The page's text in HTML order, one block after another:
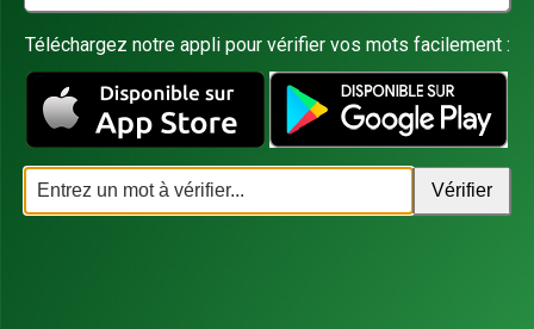
Téléchargez notre appli pour vérifier vos mots facilement :